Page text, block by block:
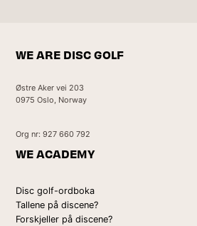
WE ARE DISC GOLF
Østre Aker vei 203
0975 Oslo, Norway
Org nr: 927 660 792
WE ACADEMY
Disc golf-ordboka
Tallene på discene?
Forskjeller på discene?